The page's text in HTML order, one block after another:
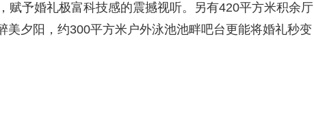
赋予婚礼极富科技感的震撼视听。另有420平方米积余厅
夕阳，约300平方米户外泳池池畔吧台更能将婚礼秒变